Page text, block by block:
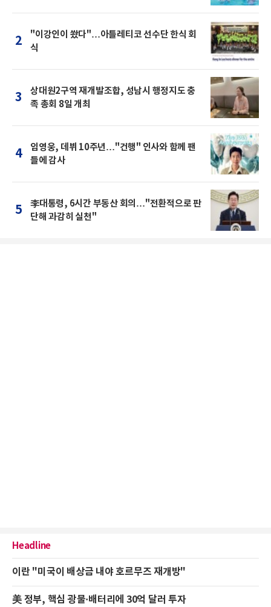
2
"이강인이 쐈다"…아틀레티코 선수단 한식 회
식
3
상대원2구역 재개발조합, 성남시 행정지도 충
족 총회 8일 개최
4
임영웅, 데뷔 10주년…"건행" 인사와 함께 팬
들에 감사
5
李대통령, 6시간 부동산 회의…"전환적으로 판
단해 과감히 실천"
Headline
이란 "미국이 배상금 내야 호르무즈 재개방"
美 정부, 핵심 광물·배터리에 30억 달러 투자